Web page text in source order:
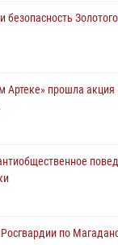
безопасность
Артеке» прошла акция
по